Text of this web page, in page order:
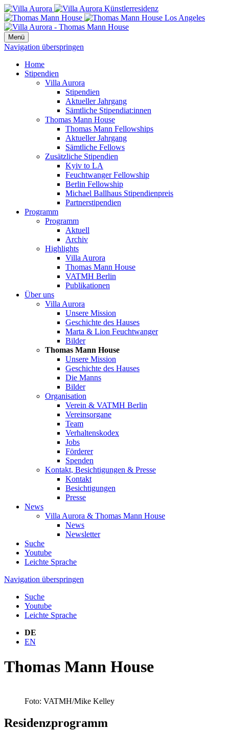
Menü
Navigation überspringen
Home
Stipendien
Villa Aurora
Stipendien
Aktueller Jahrgang
Sämtliche Stipendiat:innen
Thomas Mann House
Thomas Mann Fellowships
Aktueller Jahrgang
Sämtliche Fellows
Zusätzliche Stipendien
Kyiv to LA
Feuchtwanger Fellowship
Berlin Fellowship
Michael Ballhaus Stipendienpreis
Partnerstipendien
Programm
Programm
Aktuell
Archiv
Highlights
Villa Aurora
Thomas Mann House
VATMH Berlin
Publikationen
Über uns
Villa Aurora
Unsere Mission
Geschichte des Hauses
Marta & Lion Feuchtwanger
Bilder
Thomas Mann House
Unsere Mission
Geschichte des Hauses
Die Manns
Bilder
Organisation
Verein & VATMH Berlin
Vereinsorgane
Team
Verhaltenskodex
Jobs
Förderer
Spenden
Kontakt, Besichtigungen & Presse
Kontakt
Besichtigungen
Presse
News
Villa Aurora & Thomas Mann House
News
Newsletter
Suche
Youtube
Leichte Sprache
Navigation überspringen
Suche
Youtube
Leichte Sprache
DE
EN
Thomas Mann House
Foto: VATMH/Mike Kelley
Residenzprogramm